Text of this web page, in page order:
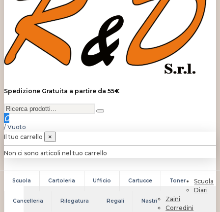
Spedizione Gratuita a partire da 55€
0
/ Vuoto
Il tuo carrello
×
Non ci sono articoli nel tuo carrello
Scuola Cartoleria Ufficio Cartucce Toner
Cancelleria Rilegatura Regali Nastri
Scuola
Diari
Zaini
Corredini